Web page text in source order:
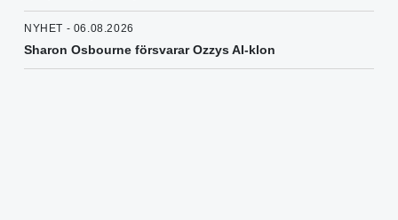
NYHET - 06.08.2026
Sharon Osbourne försvarar Ozzys AI-klon